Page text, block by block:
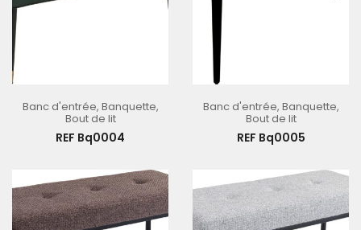
Banc d'entrée, Banquette,
Bout de lit
REF Bq0004
Banc d'entrée, Banquette,
Bout de lit
REF Bq0005